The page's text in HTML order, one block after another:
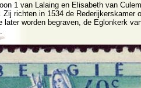
1 van Lalaing en Elisabeth van
Zij richten in 1534 de Rederijkerskamer
later worden begraven, de Eglonkerk